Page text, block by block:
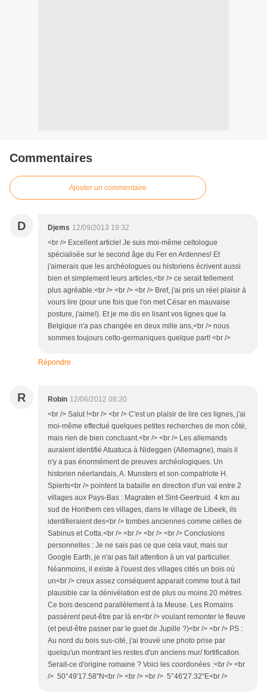
Commentaires
Ajouter un commentaire
D Djems 12/09/2013 19:32
<br /> Excellent article! Je suis moi-même celtologue
spécialisée sur le second âge du Fer en Ardennes! Et
j'aimerais que les archéologues ou historiens écrivent aussi
bien et simplement leurs articles,<br /> ce serait tellement
plus agréable.<br /> <br /> <br /> Bref, j'ai pris un réel plaisir à
vours lire (pour une fois que l'on met César en mauvaise
posture, j'aime!). Et je me dis en lisant vos lignes que la
Belgique n'a pas changée en deux mille ans,<br /> nous
sommes toujours celto-germaniques quelque part! <br />
Répondre
R Robin 12/06/2012 08:20
<br /> Salut !<br /> <br /> C'est un plaisir de lire ces lignes, j'ai
moi-même effectué quelques petites recherches de mon côté,
mais rien de bien concluant.<br /> <br /> Les allemands
auraient identifié Atuatuca à Nideggen (Allemagne), mais il
n'y a pas énormément de preuves archéologiques. Un
historien néerlandais, A. Munsters et son compatriote H.
Spierts<br /> pointent la bataille en direction d'un val entre 2
villages aux Pays-Bas : Magraten et Sint-Geertruid. 4 km au
sud de Honthem ces villages, dans le village de Libeek, ils
identifieraient des<br /> tombes anciennes comme celles de
Sabinus et Cotta.<br /> <br /> <br /> <br /> Conclusions
personnelles : Je ne sais pas ce que cela vaut, mais sur
Google Earth, je n'ai pas fait attention à un val particulier.
Néanmoins, il existe à l'ouest des villages cités un bois où
un<br /> creux assez conséquent apparait comme tout à fait
plausible car la dénivélation est de plus ou moins 20 mètres.
Ce bois descend parallèlement à la Meuse. Les Romains
passèrent peut-être par là en<br /> voulant remonter le fleuve
(et peut-être passer par le guet de Jupille ?)<br /> <br /> PS :
Au nord du bois sus-cité, j'ai trouvé une photo prise par
quelqu'un montrant les restes d'un anciens mur/ fortification.
Serait-ce d'origine romaine ? Voici les coordonées :<br /> <br
/> 50°49'17.58"N<br /> <br /> <br /> 5°46'27.32"E<br />